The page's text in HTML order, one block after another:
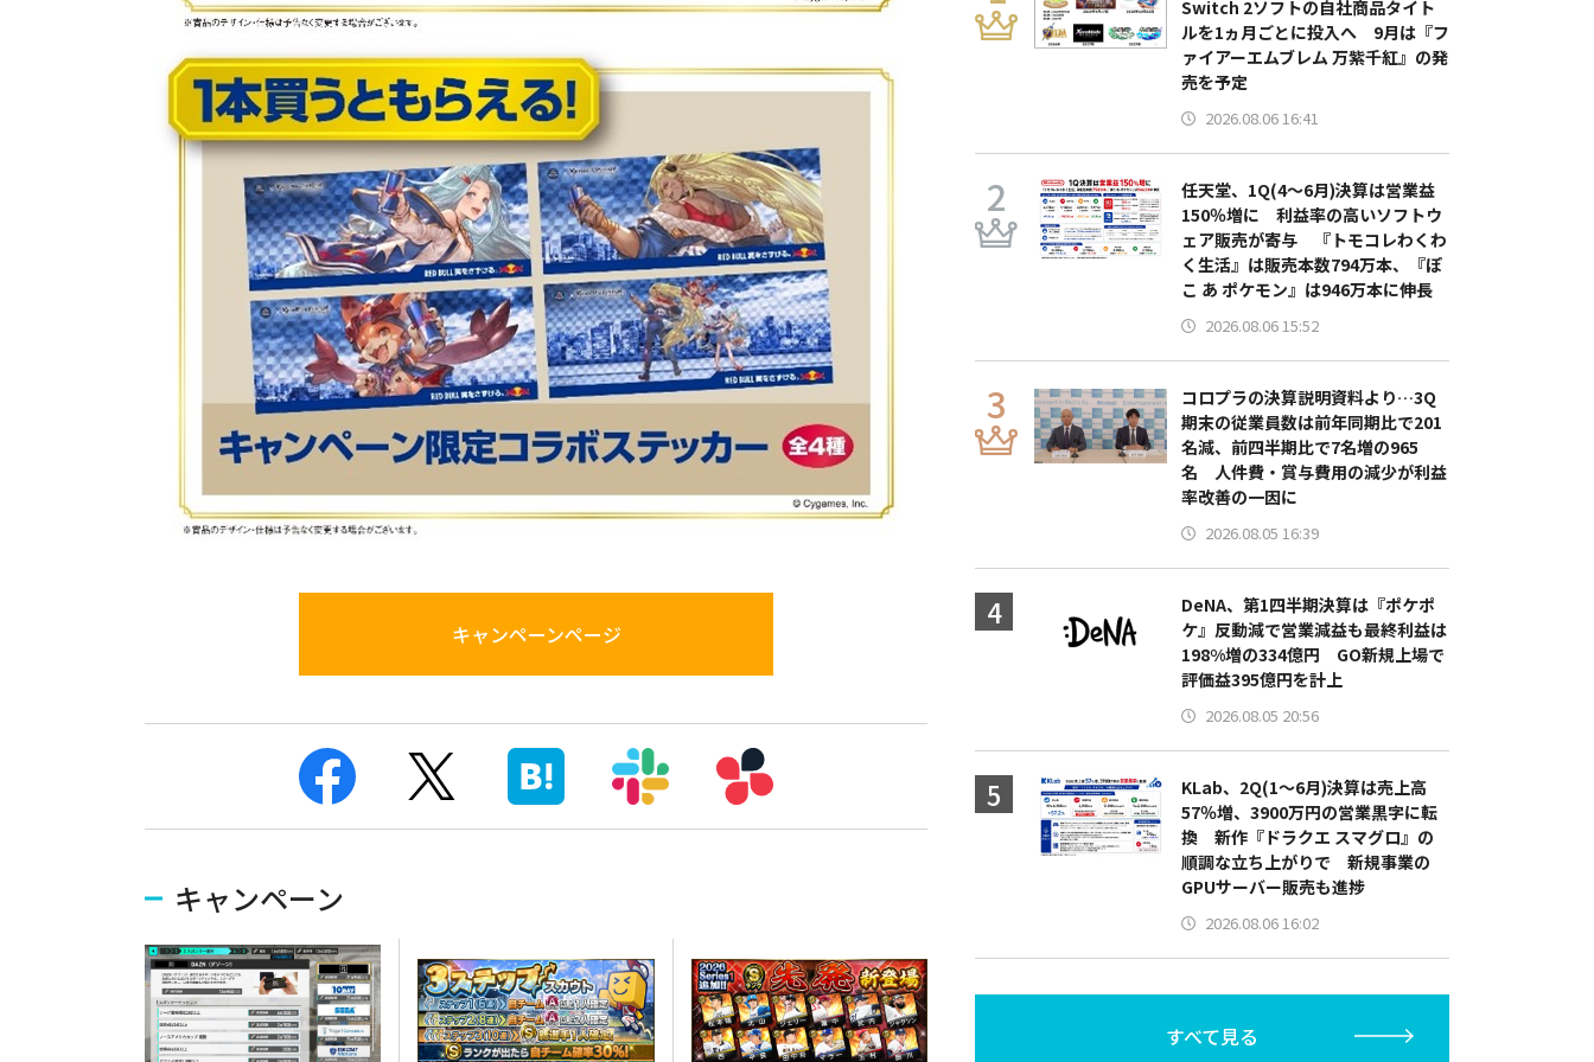
キャンペーンページ
キャンペーン
Switch 2ソフトの自社商品タイト
ルを1ヵ月ごとに投入へ 9月は『フ
ァイアーエムブレム 万紫千紅』の発
売を予定
2026.08.06 16:41
任天堂、1Q(4～6月)決算は営業益
150％増に 利益率の高いソフトウ
ェア販売が寄与 『トモコレわくわ
く生活』は販売本数794万本、『ぽ
こ あ ポケモン』は946万本に伸長
2026.08.06 15:52
コロプラの決算説明資料より…3Q
期末の従業員数は前年同期比で201
名減、前四半期比で7名増の965
名 人件費・賞与費用の減少が利益
率改善の一因に
2026.08.05 16:39
DeNA、第1四半期決算は『ポケポ
ケ』反動減で営業減益も最終利益は
198%増の334億円 GO新規上場で
評価益395億円を計上
2026.08.05 20:56
KLab、2Q(1～6月)決算は売上高
57％増、3900万円の営業黒字に転
換 新作『ドラクエ スマグロ』の
順調な立ち上がりで 新規事業の
GPUサーバー販売も進捗
2026.08.06 16:02
すべて見る